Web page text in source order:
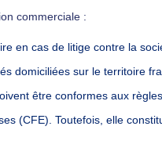
commerciale :
en cas de litige contre la
domiciliées sur le territoire
être conformes aux
(CFE). Toutefois, elle